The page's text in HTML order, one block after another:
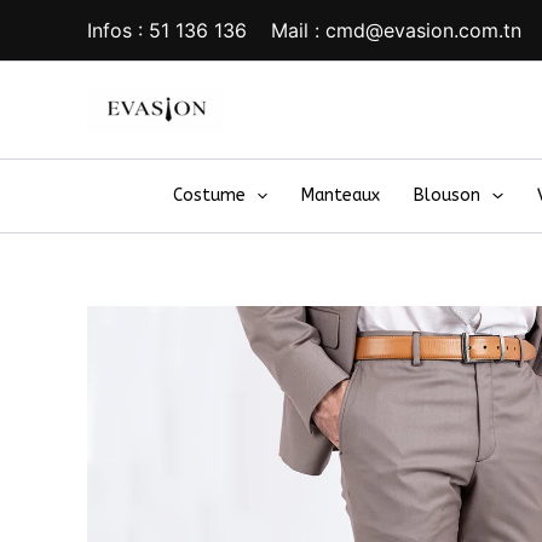
Infos : 51 136 136 Mail : cmd@evasion.com.tn
Costume Manteaux Blouson